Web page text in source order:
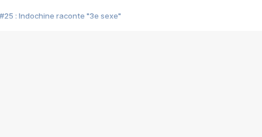
#25 : Indochine raconte "3e sexe"